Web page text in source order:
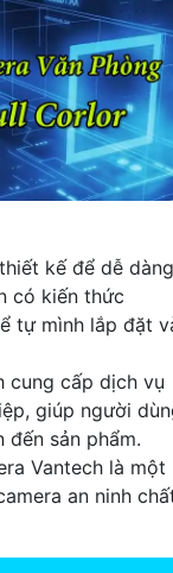
kế để dễ dàng
có kiến thức
tự mình lắp đặt
cung cấp dịch vụ
giúp người
sản phẩm.
Vantech là một
an ninh